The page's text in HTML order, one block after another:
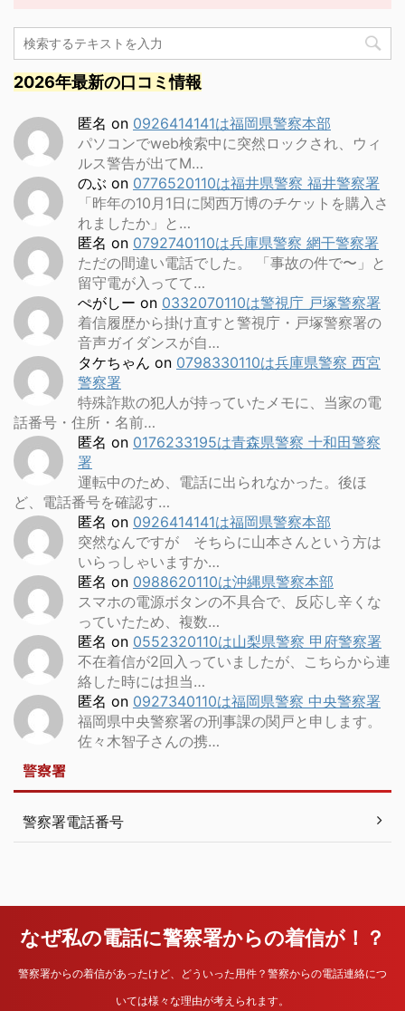
2026年最新の口コミ情報
匿名 on 0926414141は福岡県警察本部
パソコンでweb検索中に突然ロックされ、ウィ
ルス警告が出てM…
のぶ on 0776520110は福井県警察 福井警察署
「昨年の10月1日に関西万博のチケットを購入さ
れましたか」と…
匿名 on 0792740110は兵庫県警察 網干警察署
ただの間違い電話でした。 「事故の件で〜」と
留守電が入ってて…
ぺがしー on 0332070110は警視庁 戸塚警察署
着信履歴から掛け直すと警視庁・戸塚警察署の
音声ガイダンスが自…
タケちゃん on 0798330110は兵庫県警察 西宮
警察署
特殊詐欺の犯人が持っていたメモに、当家の電
話番号・住所・名前…
匿名 on 0176233195は青森県警察 十和田警察
署
運転中のため、電話に出られなかった。後ほ
ど、電話番号を確認す…
匿名 on 0926414141は福岡県警察本部
突然なんですが そちらに山本さんという方は
いらっしゃいますか…
匿名 on 0988620110は沖縄県警察本部
スマホの電源ボタンの不具合で、反応し辛くな
っていたため、複数…
匿名 on 0552320110は山梨県警察 甲府警察署
不在着信が2回入っていましたが、こちらから連
絡した時には担当…
匿名 on 0927340110は福岡県警察 中央警察署
福岡県中央警察署の刑事課の関戸と申します。
佐々木智子さんの携…
警察署
警察署電話番号
なぜ私の電話に警察署からの着信が！？
警察署からの着信があったけど、どういった用件？警察からの電話連絡につ
いては様々な理由が考えられます。